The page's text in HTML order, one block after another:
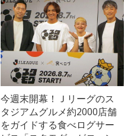
今週末開幕！Ｊリーグのス
タジアムグルメ約2000店舗
をガイドする食べログサー